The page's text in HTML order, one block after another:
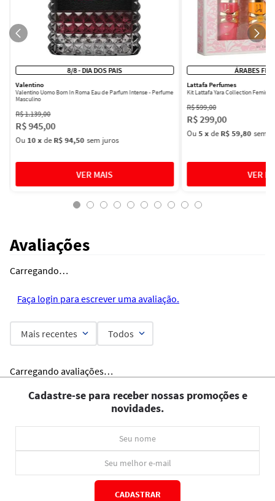
8/8 - DIA DOS PAIS
Valentino
Valentino Uomo Born In Roma Eau de Parfum Intense - Perfume
Masculino
R$1.139,00
R$945,00
Ou 10xdeR$ 94,50 sem juros
ÁRABES
Lattafa Perfumes
Kit Lattafa Yara Collection
R$599,00
R$299,00
Ou5xdeR$ 59,80 sem
Avaliações
Carregando…
Faça login para escrever uma avaliação.
Mais recentes Todos
Carregando avaliações…
Cadastre-se para receber nossas promoções e
novidades.
CADASTRAR